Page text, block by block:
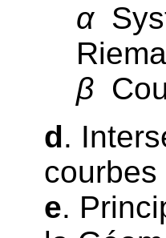
α
β
d.
courbes
e.